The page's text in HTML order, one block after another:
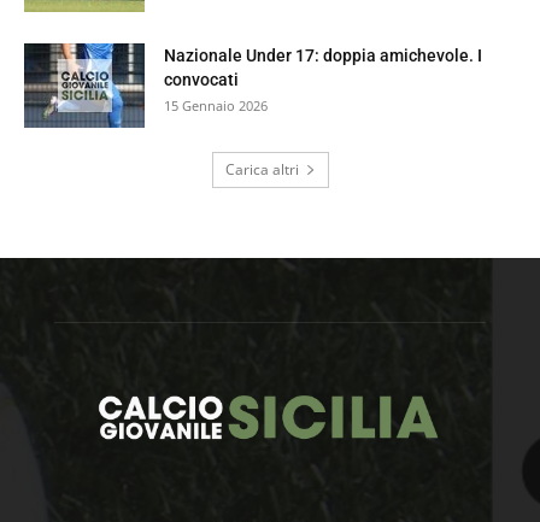
Nazionale Under 17: doppia amichevole. I
convocati
15 Gennaio 2026
Carica altri